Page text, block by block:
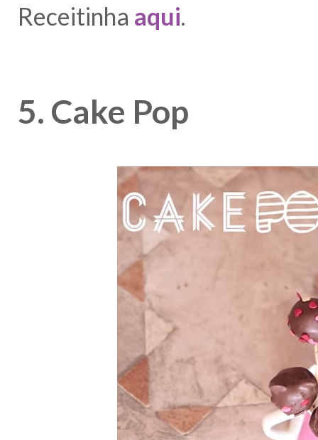
Receitinha aqui.
5. Cake Pop